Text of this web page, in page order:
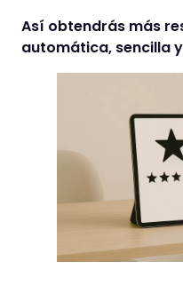
Así obtendrás más
automática, sencilla